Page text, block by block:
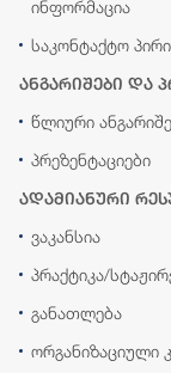
ინფორმაცია
საკონტაქტო პირი
ანგარიშები და
წლიური
პრეზენტაციები
ადამიანური
ვაკანსია
პრაქტიკა/
განათლება
ორგანიზაციული